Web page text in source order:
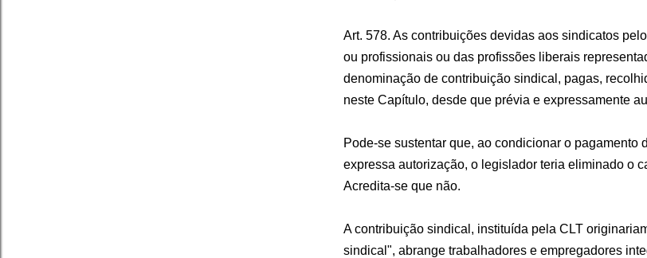
Art. 578. As contribuições devidas aos sindicatos
ou profissionais ou das profissões liberais
denominação de contribuição sindical, pagas,
neste Capítulo, desde que prévia e expressamente
Pode-se sustentar que, ao condicionar o pagamento
expressa autorização, o legislador teria eliminado o
Acredita-se que não.
A contribuição sindical, instituída pela CLT
sindical", abrange trabalhadores e empregadores